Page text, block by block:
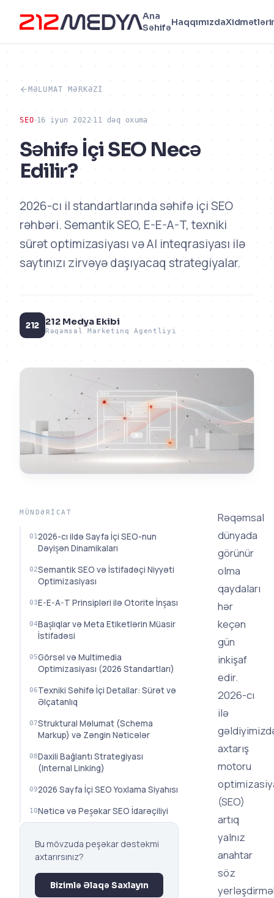
Ana
Səhifə
Haqqımızda
MƏLUMAT MƏRKƏZI
SEO 16 iyun 2022 11 dəq oxuma
Səhifə İçi SEO Necə
Edilir?
2026-cı il standartlarında səhifə içi SEO
rəhbəri. Semantik SEO, E-E-A-T, texniki
sürət optimizasiyası və AI inteqrasiyası ilə
saytınızı zirvəyə daşıyacaq strategiyalar.
212 212 Medya Ekibi
Rəqəmsal Marketinq Agentliyi
MÜNDƏRICAT
2026-cı ildə Sayfa İçi SEO-nun
Dəyişən Dinamikaları
Semantik SEO və İstifadəçi Niyyəti
Optimizasiyası
E-E-A-T Prinsipləri ilə Otorite İnşası
Başlıqlar və Meta Etiketlərin Müasir
İstifadəsi
Görsəl və Multimedia
Optimizasiyası (2026 Standartları)
Texniki Səhifə İçi Detallar: Sürət və
Əlçatanlıq
Struktural Məlumat (Schema
Markup) və Zəngin Nəticələr
Daxili Bağlantı Strategiyası
(Internal Linking)
2026 Sayfa İçi SEO Yoxlama Siyahısı
Nəticə və Peşəkar SEO İdarəçiliyi
Bu mövzuda peşəkar dəstəkmi
axtarırsınız?
Bizimlə Əlaqə Saxlayın
Rəqəmsal
dünyada
görünür
olma
qaydaları
hər
keçən
gün
inkişaf
edir.
2026-cı
ilə
axtarış
motoru
(SEO)
artıq
yalnız
anahtar
söz